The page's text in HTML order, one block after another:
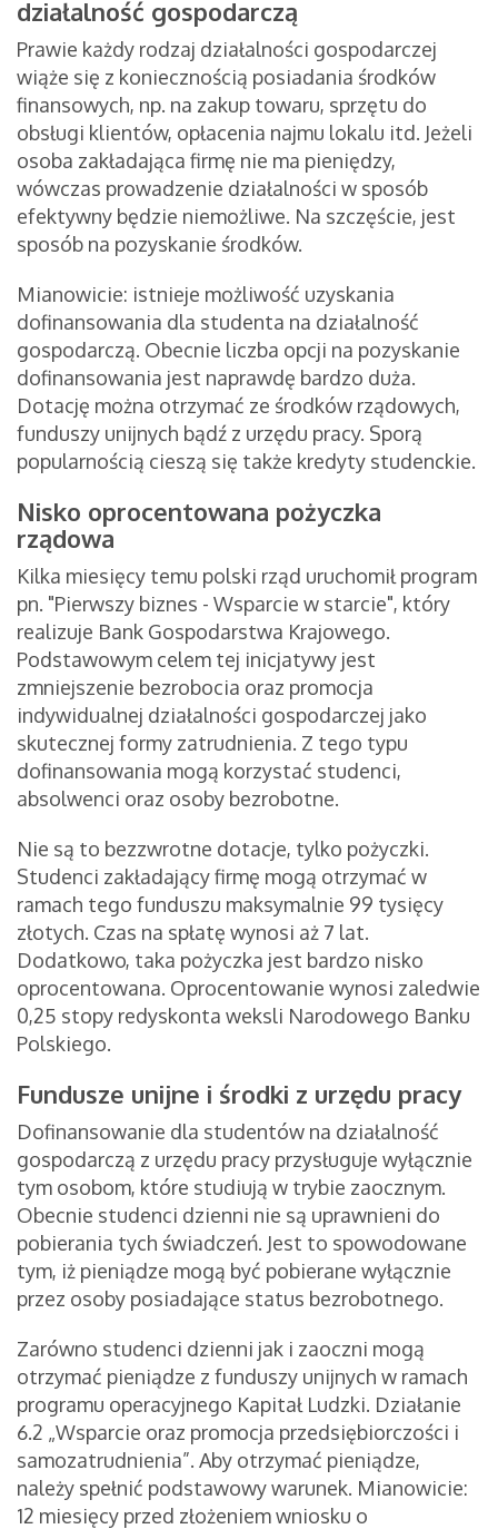
działalność gospodarczą
Prawie każdy rodzaj działalności gospodarczej
wiąże się z koniecznością posiadania środków
finansowych, np. na zakup towaru, sprzętu do
obsługi klientów, opłacenia najmu lokalu itd. Jeżeli
osoba zakładająca firmę nie ma pieniędzy,
wówczas prowadzenie działalności w sposób
efektywny będzie niemożliwe. Na szczęście, jest
sposób na pozyskanie środków.
Mianowicie: istnieje możliwość uzyskania
dofinansowania dla studenta na działalność
gospodarczą. Obecnie liczba opcji na pozyskanie
dofinansowania jest naprawdę bardzo duża.
Dotację można otrzymać ze środków rządowych,
funduszy unijnych bądź z urzędu pracy. Sporą
popularnością cieszą się także kredyty studenckie.
Nisko oprocentowana pożyczka
rządowa
Kilka miesięcy temu polski rząd uruchomił program
pn. "Pierwszy biznes - Wsparcie w starcie", który
realizuje Bank Gospodarstwa Krajowego.
Podstawowym celem tej inicjatywy jest
zmniejszenie bezrobocia oraz promocja
indywidualnej działalności gospodarczej jako
skutecznej formy zatrudnienia. Z tego typu
dofinansowania mogą korzystać studenci,
absolwenci oraz osoby bezrobotne.
Nie są to bezzwrotne dotacje, tylko pożyczki.
Studenci zakładający firmę mogą otrzymać w
ramach tego funduszu maksymalnie 99 tysięcy
złotych. Czas na spłatę wynosi aż 7 lat.
Dodatkowo, taka pożyczka jest bardzo nisko
oprocentowana. Oprocentowanie wynosi zaledwie
0,25 stopy redyskonta weksli Narodowego Banku
Polskiego.
Fundusze unijne i środki z urzędu pracy
Dofinansowanie dla studentów na działalność
gospodarczą z urzędu pracy przysługuje wyłącznie
tym osobom, które studiują w trybie zaocznym.
Obecnie studenci dzienni nie są uprawnieni do
pobierania tych świadczeń. Jest to spowodowane
tym, iż pieniądze mogą być pobierane wyłącznie
przez osoby posiadające status bezrobotnego.
Zarówno studenci dzienni jak i zaoczni mogą
otrzymać pieniądze z funduszy unijnych w ramach
programu operacyjnego Kapitał Ludzki. Działanie
6.2 „Wsparcie oraz promocja przedsiębiorczości i
samozatrudnienia”. Aby otrzymać pieniądze,
należy spełnić podstawowy warunek. Mianowicie:
12 miesięcy przed złożeniem wniosku o